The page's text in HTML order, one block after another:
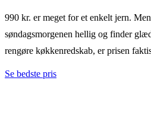
990 kr. er meget for et enkelt jern.
søndagsmorgenen hellig og finder
rengøre køkkenredskab, er prisen
Se bedste pris